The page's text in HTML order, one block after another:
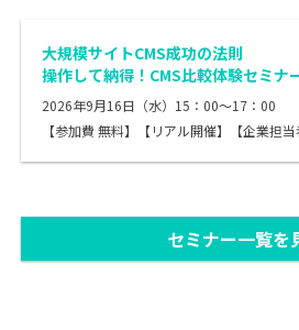
大規模サイトCMS成功の法則
操作して納得！CMS比較体験セミナ
2026年9月16日（水）15：00～17：00
【参加費 無料】【リアル開催】【企業担当
セミナー一覧を